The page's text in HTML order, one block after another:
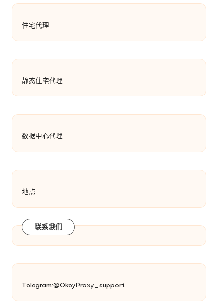
住宅代理
静态住宅代理
数据中心代理
地点
联系我们
Telegram:@OkeyProxy_support